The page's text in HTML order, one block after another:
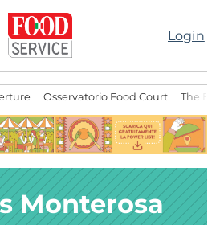
Login
Osservatorio Food Court The
Monterosa